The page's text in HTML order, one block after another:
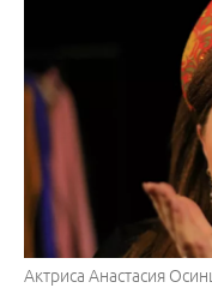
Актриса Анастасия